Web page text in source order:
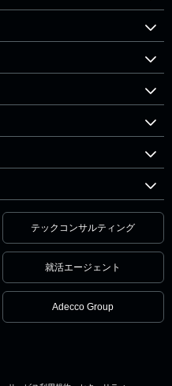
テックコンサルティング
就活エージェント
Adecco Group